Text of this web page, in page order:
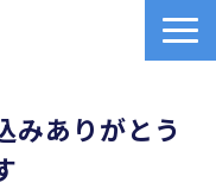
みありがとう